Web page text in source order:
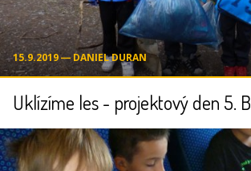
15.9.2019 ― DANIEL DURAN
Uklízíme les - projektový den 5. B